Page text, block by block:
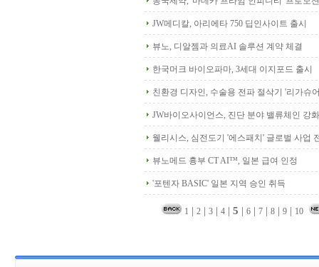
JW메디칼, 아리에타 750 딥인사이트 출시
뷰노, 디알젬과 의료AI 솔루션 계약 체결
한국머크 바이오파마, 3세대 이지포드 출시
친환경 디자인, 수술용 전파 절삭기 '리가슈
JW바이오사이언스, 진단 분야 밸류체인 강화
웰리시스, 심전도기 '에스패치' 글로벌 사업
뷰노메드 흉부 CT AI™, 일본 급여 인정
'포텐자 BASIC' 일본 지역 승인 취득
1 | 2| 3| 4| 5 | 6| 7| 8| 9| 10